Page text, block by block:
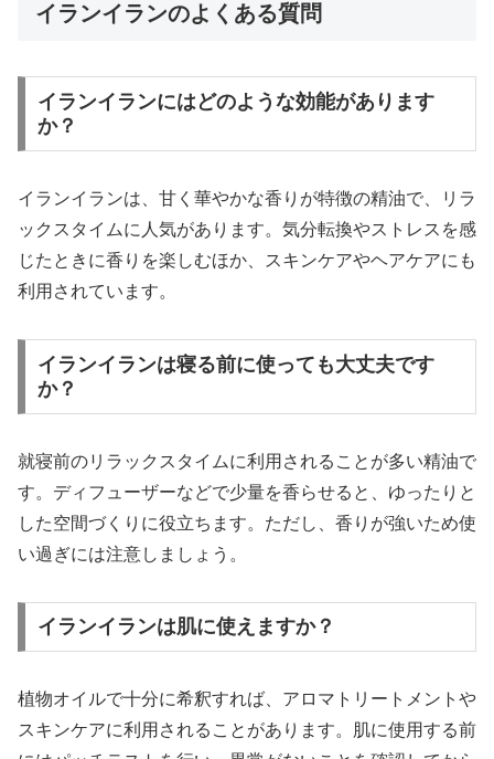
イランイランのよくある質問
イランイランにはどのような効能があります
か？
イランイランは、甘く華やかな香りが特徴の精油で、リラ
ックスタイムに人気があります。気分転換やストレスを感
じたときに香りを楽しむほか、スキンケアやヘアケアにも
利用されています。
イランイランは寝る前に使っても大丈夫です
か？
就寝前のリラックスタイムに利用されることが多い精油で
す。ディフューザーなどで少量を香らせると、ゆったりと
した空間づくりに役立ちます。ただし、香りが強いため使
い過ぎには注意しましょう。
イランイランは肌に使えますか？
植物オイルで十分に希釈すれば、アロマトリートメントや
スキンケアに利用されることがあります。肌に使用する前